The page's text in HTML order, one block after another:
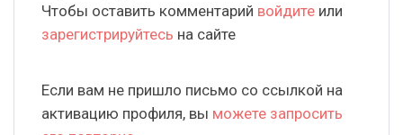
Чтобы оставить комментарий войдите или
зарегистрируйтесь на сайте
Если вам не пришло письмо со ссылкой на
активацию профиля, вы можете запросить